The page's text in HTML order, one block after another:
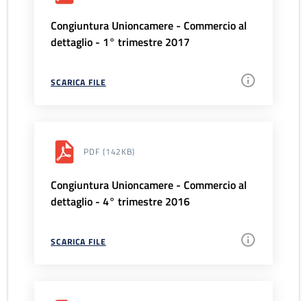
Congiuntura Unioncamere - Commercio al
dettaglio - 1° trimestre 2017
SCARICA FILE
PDF (142KB)
Congiuntura Unioncamere - Commercio al
dettaglio - 4° trimestre 2016
SCARICA FILE